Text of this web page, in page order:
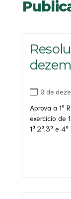
9 de
Aprova a 1ª
exercício de
1ª,2ª,3ª e 4ª